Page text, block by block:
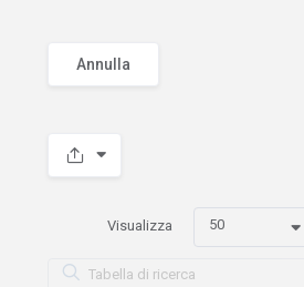
Annulla
Visualizza 50